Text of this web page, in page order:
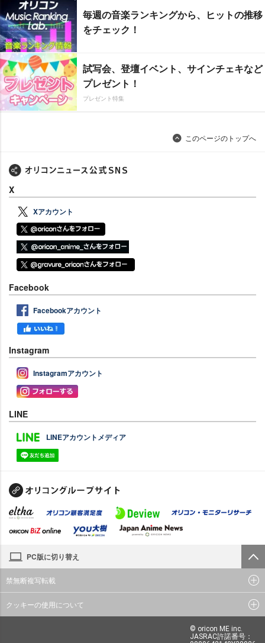
毎週の音楽ランキングから、ヒットの推移
をチェック！
試写会、登壇イベント、サインチェキなど
プレゼント！
プレゼント特集
このページのトップへ
X
Xアカウント
Facebook
Facebookアカウント
Instagram
Instagramアカウント
LINE
LINEアカウントメディア
PC版に切り替え
禁無断複写転載
クッキーの使用について
© oricon ME inc.
JASRAC許諾番号：